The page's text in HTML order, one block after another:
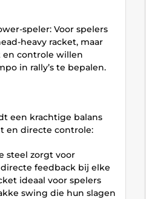
speler: Voor spelers
heavy racket, maar
controle willen
in rally’s te bepalen.
een krachtige balans
en directe controle:
steel zorgt voor
feedback bij elke
ideaal voor spelers
swing die hun slagen